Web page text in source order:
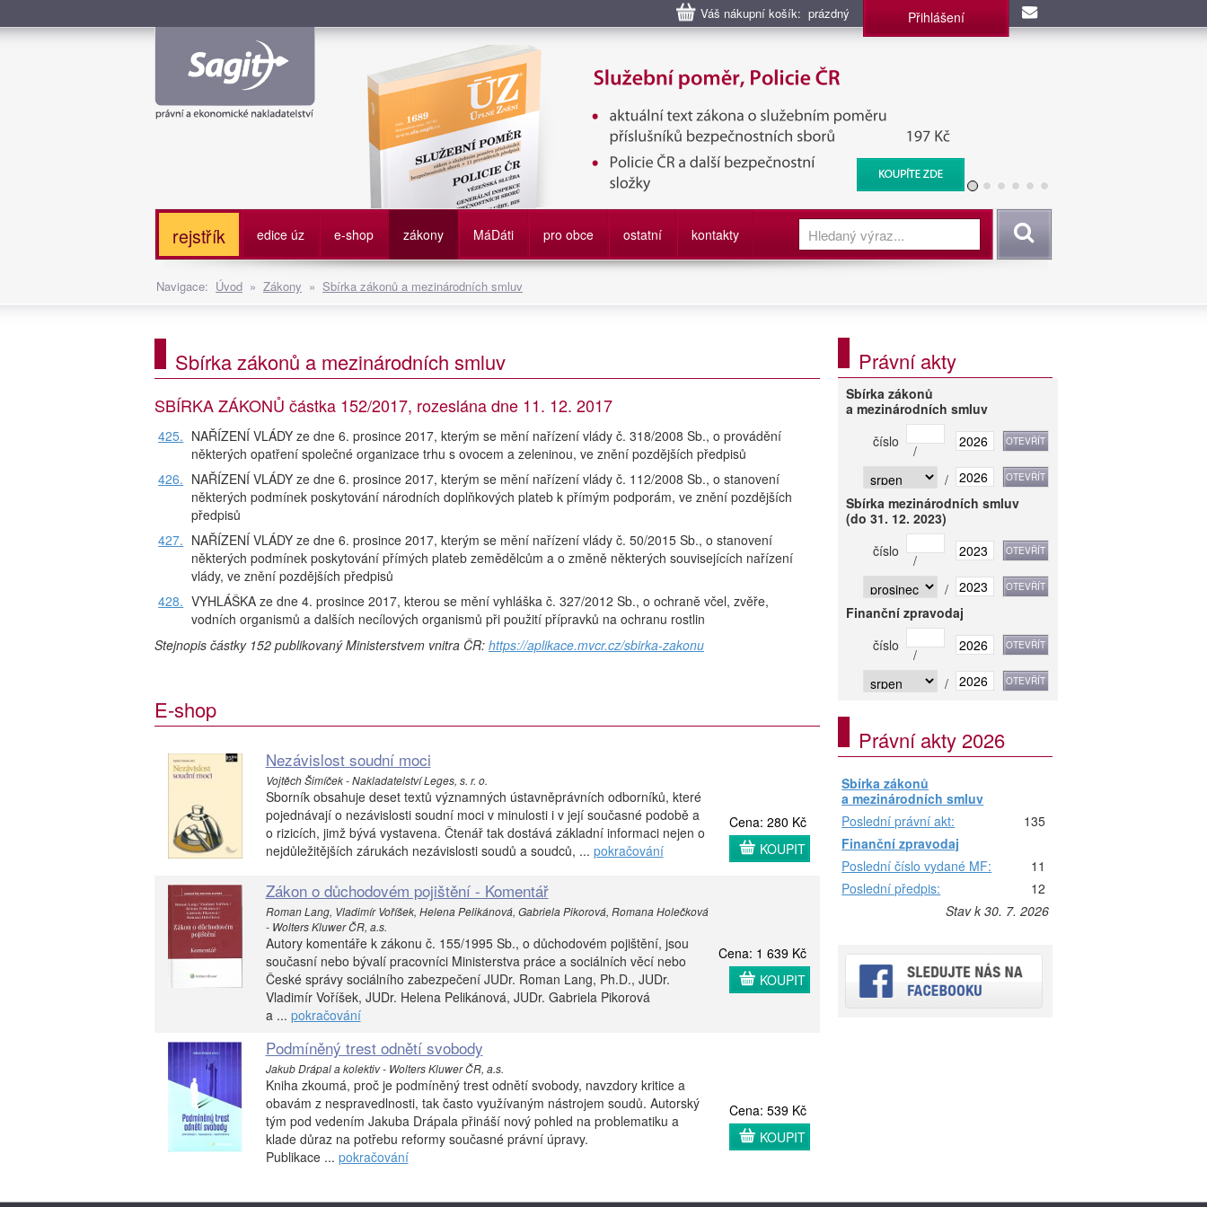
Váš nákupní košík: prázdný Přihlášení
Služební poměr příslušníků bezpečnostních sborů, Policie ČR, Vězeňská služba, BIS, Zpravodajské
služby
rejstřík edice úz e-shop zákony MáDáti pro obce ostatní kontakty Vyhledat
Navigace: Úvod » Zákony » Sbírka zákonů a mezinárodních smluv
Sbírka zákonů a mezinárodních smluv
SBÍRKA ZÁKONŮ částka 152/2017, rozeslána dne 11. 12. 2017
425. NAŘÍZENÍ VLÁDY ze dne 6. prosince 2017, kterým se mění nařízení vlády č. 318/2008 Sb., o provádění
některých opatření společné organizace trhu s ovocem a zeleninou, ve znění pozdějších předpisů
426. NAŘÍZENÍ VLÁDY ze dne 6. prosince 2017, kterým se mění nařízení vlády č. 112/2008 Sb., o stanovení
některých podmínek poskytování národních doplňkových plateb k přímým podporám, ve znění pozdějších
předpisů
427. NAŘÍZENÍ VLÁDY ze dne 6. prosince 2017, kterým se mění nařízení vlády č. 50/2015 Sb., o stanovení
některých podmínek poskytování přímých plateb zemědělcům a o změně některých souvisejících nařízení
vlády, ve znění pozdějších předpisů
428. VYHLÁŠKA ze dne 4. prosince 2017, kterou se mění vyhláška č. 327/2012 Sb., o ochraně včel, zvěře,
vodních organismů a dalších necílových organismů při použití přípravků na ochranu rostlin
Stejnopis částky 152 publikovaný Ministerstvem vnitra ČR: https://aplikace.mvcr.cz/sbirka-zakonu
E-shop
Nezávislost soudní moci
Vojtěch Šimíček - Nakladatelství Leges, s. r. o.
Sborník obsahuje deset textů významných ústavněprávních odborníků, které
pojednávají o nezávislosti soudní moci v minulosti i v její současné podobě a
o rizicích, jimž bývá vystavena. Čtenář tak dostává základní informaci nejen o
nejdůležitějších zárukách nezávislosti soudů a soudců, ... pokračování
Cena: 280 Kč
KOUPIT
Zákon o důchodovém pojištění - Komentář
Roman Lang, Vladimír Voříšek, Helena Pelikánová, Gabriela Pikorová, Romana Holečková
- Wolters Kluwer ČR, a.s.
Autory komentáře k zákonu č. 155/1995 Sb., o důchodovém pojištění, jsou
současní nebo bývalí pracovníci Ministerstva práce a sociálních věcí nebo
České správy sociálního zabezpečení JUDr. Roman Lang, Ph.D., JUDr.
Vladimír Voříšek, JUDr. Helena Pelikánová, JUDr. Gabriela Pikorová
a ... pokračování
Cena: 1 639 Kč
KOUPIT
Podmíněný trest odnětí svobody
Jakub Drápal a kolektiv - Wolters Kluwer ČR, a.s.
Kniha zkoumá, proč je podmíněný trest odnětí svobody, navzdory kritice a
obavám z nespravedlnosti, tak často využívaným nástrojem soudů. Autorský
tým pod vedením Jakuba Drápala přináší nový pohled na problematiku a
klade důraz na potřebu reformy současné právní úpravy.
Publikace ... pokračování
Cena: 539 Kč
KOUPIT
Právní akty
Sbírka zákonů
a mezinárodních smluv
číslo
/
/
Sbírka mezinárodních smluv
(do 31. 12. 2023)
číslo
/
/
Finanční zpravodaj
číslo
/
/
Právní akty 2026
Sbírka zákonů
a mezinárodních smluv
Poslední právní akt:
135
Finanční zpravodaj
Poslední číslo vydané MF:
11
Poslední předpis:
12
Stav k 30. 7. 2026